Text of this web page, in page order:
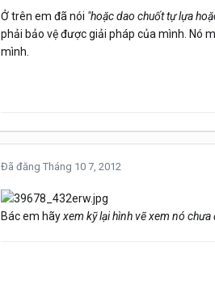
Ở trên em đã nói "hoặc dao chuốt tự lựa
phải bảo vệ được giải pháp của mình. Nó
mình.
Đã đăng Tháng 10 7, 2012
Bác em hãyxem kỹ lại hình vẽ xem nó